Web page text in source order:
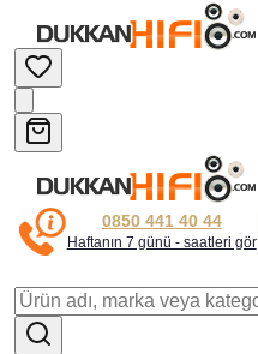
0850 441 40 44
Haftanın 7 günü - saatleri gör